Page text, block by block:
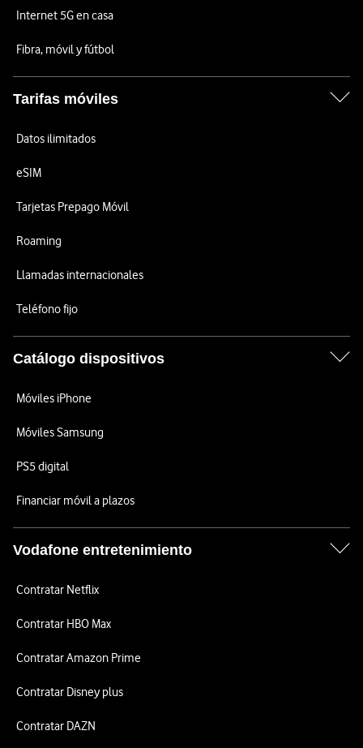
Internet 5G en casa
Fibra, móvil y fútbol
Tarifas móviles
Datos ilimitados
eSIM
Tarjetas Prepago Móvil
Roaming
Llamadas internacionales
Teléfono fijo
Catálogo dispositivos
Móviles iPhone
Móviles Samsung
PS5 digital
Financiar móvil a plazos
Vodafone entretenimiento
Contratar Netflix
Contratar HBO Max
Contratar Amazon Prime
Contratar Disney plus
Contratar DAZN